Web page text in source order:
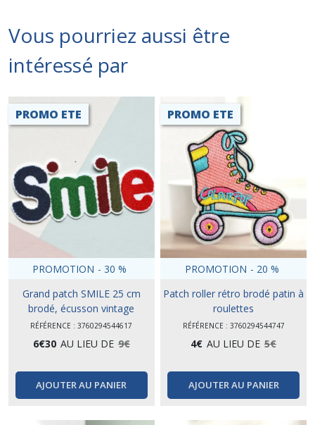
Vous pourriez aussi être
intéressé par
PROMO ETE
PROMOTION - 30 %
Grand patch SMILE 25 cm
brodé, écusson vintage
RÉFÉRENCE : 3760294544617
6€30 AU LIEU DE 9€
AJOUTER AU PANIER
PROMO ETE
PROMOTION - 20 %
Patch roller rétro brodé patin à
roulettes
RÉFÉRENCE : 3760294544747
4€ AU LIEU DE 5€
AJOUTER AU PANIER